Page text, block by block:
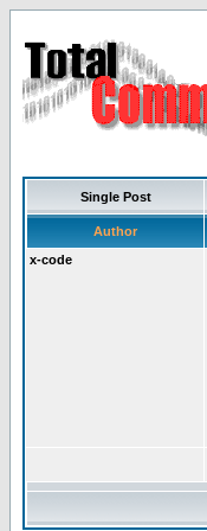
Single Post
Author
x-code